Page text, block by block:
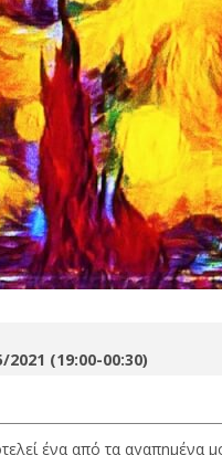
2021 (19:00-00:30)
ένα από τα αγαπημένα